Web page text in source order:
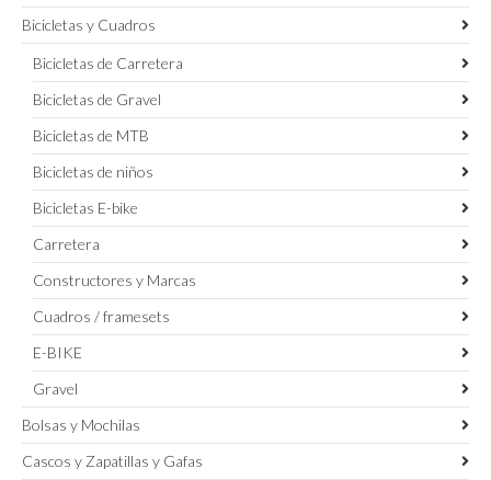
Bicicletas y Cuadros
Bicicletas de Carretera
Bicicletas de Gravel
Bicicletas de MTB
Bicicletas de niños
Bicicletas E-bike
Carretera
Constructores y Marcas
Cuadros / framesets
E-BIKE
Gravel
Bolsas y Mochilas
Cascos y Zapatillas y Gafas